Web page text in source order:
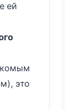
ей
это